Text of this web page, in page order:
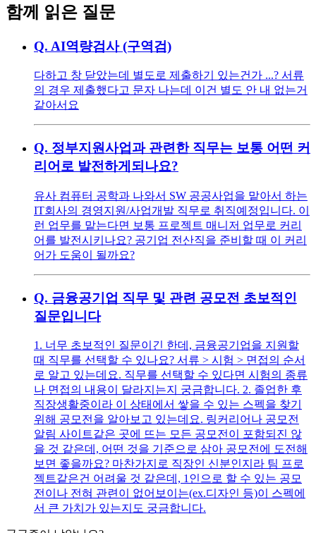
함께 읽은 질문
Q. AI역량검사 (구역검)
다하고 창 닫았는데 별도로 제출하기 있는건가 ...? 서류
의 경우 제출했다고 문자 나는데 이건 별도 안 내 없는거
같아서요
Q. 정부지원사업과 관련한 직무는 보통 어떤 커
리어로 발전하게되나요?
유사 컴퓨터 공학과 나와서 SW 공공사업을 맡아서 하는
IT회사의 경영지원/사업개발 직무로 취직예정입니다. 이
런 업무를 맡는다면 보통 프로젝트 매니저 업무로 커리
어를 발전시키나요? 공기업 전산직을 준비할 때 이 커리
어가 도움이 될까요?
Q. 금융공기업 직무 및 관련 공모전 초보적인
질문입니다
1. 너무 초보적인 질문이긴 한데, 금융공기업을 지원할
때 직무를 선택할 수 있나요? 서류 > 시험 > 면접의 순서
로 알고 있는데요. 직무를 선택할 수 있다면 시험의 종류
나 면접의 내용이 달라지는지 궁금합니다. 2. 졸업한 후
직장생활중이라 이 상태에서 쌓을 수 있는 스펙을 찾기
위해 공모전을 알아보고 있는데요. 링커리어나 공모전
알림 사이트같은 곳에 뜨는 모든 공모전이 포함되진 않
을 것 같은데, 어떤 것을 기준으로 삼아 공모전에 도전해
보면 좋을까요? 마찬가지로 직장인 신분인지라 팀 프로
젝트같은건 어려울 것 같은데, 1인으로 할 수 있는 공모
전이나 전혀 관련이 없어보이는(ex.디자인 등)이 스펙에
서 큰 가치가 있는지도 궁금합니다.